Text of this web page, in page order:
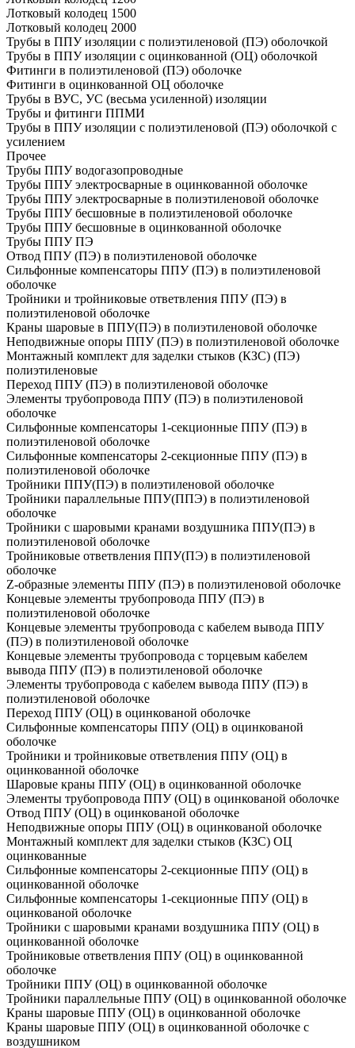
Лотковый колодец 1500
Лотковый колодец 2000
Трубы в ППУ изоляции с полиэтиленовой (ПЭ) оболочкой
Трубы в ППУ изоляции с оцинкованной (ОЦ) оболочкой
Фитинги в полиэтиленовой (ПЭ) оболочке
Фитинги в оцинкованной ОЦ оболочке
Трубы в ВУС, УС (весьма усиленной) изоляции
Трубы и фитинги ППМИ
Трубы в ППУ изоляции с полиэтиленовой (ПЭ) оболочкой с
усилением
Прочее
Трубы ППУ водогазопроводные
Трубы ППУ электросварные в оцинкованной оболочке
Трубы ППУ электросварные в полиэтиленовой оболочке
Трубы ППУ бесшовные в полиэтиленовой оболочке
Трубы ППУ бесшовные в оцинкованной оболочке
Трубы ППУ ПЭ
Отвод ППУ (ПЭ) в полиэтиленовой оболочке
Сильфонные компенсаторы ППУ (ПЭ) в полиэтиленовой
оболочке
Тройники и тройниковые ответвления ППУ (ПЭ) в
полиэтиленовой оболочке
Краны шаровые в ППУ(ПЭ) в полиэтиленовой оболочке
Неподвижные опоры ППУ (ПЭ) в полиэтиленовой оболочке
Монтажный комплект для заделки стыков (КЗС) (ПЭ)
полиэтиленовые
Переход ППУ (ПЭ) в полиэтиленовой оболочке
Элементы трубопровода ППУ (ПЭ) в полиэтиленовой
оболочке
Сильфонные компенсаторы 1-секционные ППУ (ПЭ) в
полиэтиленовой оболочке
Сильфонные компенсаторы 2-секционные ППУ (ПЭ) в
полиэтиленовой оболочке
Тройники ППУ(ПЭ) в полиэтиленовой оболочке
Тройники параллельные ППУ(ППЭ) в полиэтиленовой
оболочке
Тройники с шаровыми кранами воздушника ППУ(ПЭ) в
полиэтиленовой оболочке
Тройниковые ответвления ППУ(ПЭ) в полиэтиленовой
оболочке
Z-образные элементы ППУ (ПЭ) в полиэтиленовой оболочке
Концевые элементы трубопровода ППУ (ПЭ) в
полиэтиленовой оболочке
Концевые элементы трубопровода с кабелем вывода ППУ
(ПЭ) в полиэтиленовой оболочке
Концевые элементы трубопровода с торцевым кабелем
вывода ППУ (ПЭ) в полиэтиленовой оболочке
Элементы трубопровода с кабелем вывода ППУ (ПЭ) в
полиэтиленовой оболочке
Переход ППУ (ОЦ) в оцинкованой оболочке
Сильфонные компенсаторы ППУ (ОЦ) в оцинкованой
оболочке
Тройники и тройниковые ответвления ППУ (ОЦ) в
оцинкованной оболочке
Шаровые краны ППУ (ОЦ) в оцинкованной оболочке
Элементы трубопровода ППУ (ОЦ) в оцинкованой оболочке
Отвод ППУ (ОЦ) в оцинкованой оболочке
Неподвижные опоры ППУ (ОЦ) в оцинкованой оболочке
Монтажный комплект для заделки стыков (КЗС) ОЦ
оцинкованные
Сильфонные компенсаторы 2-секционные ППУ (ОЦ) в
оцинкованной оболочке
Сильфонные компенсаторы 1-секционные ППУ (ОЦ) в
оцинкованой оболочке
Тройники с шаровыми кранами воздушника ППУ (ОЦ) в
оцинкованной оболочке
Тройниковые ответвления ППУ (ОЦ) в оцинкованной
оболочке
Тройники ППУ (ОЦ) в оцинкованной оболочке
Тройники параллельные ППУ (ОЦ) в оцинкованной оболочке
Краны шаровые ППУ (ОЦ) в оцинкованной оболочке
Краны шаровые ППУ (ОЦ) в оцинкованной оболочке с
воздушником